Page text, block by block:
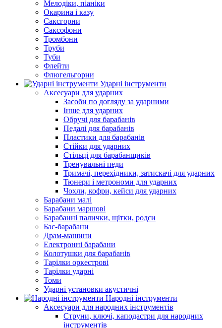
Мелодіки, піаніки
Окарина і казу
Саксгорни
Саксофони
Тромбони
Труби
Туби
Флейти
Флюгельгорни
Ударні інструменти
Аксесуари для ударних
Засоби по догляду за ударними
Інше для ударних
Обручі для барабанів
Педалі для барабанів
Пластики для барабанів
Стійки для ударних
Стільці для барабанщиків
Тренувальні педи
Тримачі, перехідники, затискачі для ударних
Тюнери і метрономи для ударних
Чохли, кофри, кейси для ударних
Барабани малі
Барабани маршові
Барабанні палички, щітки, родси
Бас-барабани
Драм-машини
Електронні барабани
Колотушки для барабанів
Тарілки оркестрові
Тарілки ударні
Томи
Ударні установки акустичні
Народні інструменти
Аксесуари для народних інструментів
Струни, ключі, каподастри для народних
інструментів